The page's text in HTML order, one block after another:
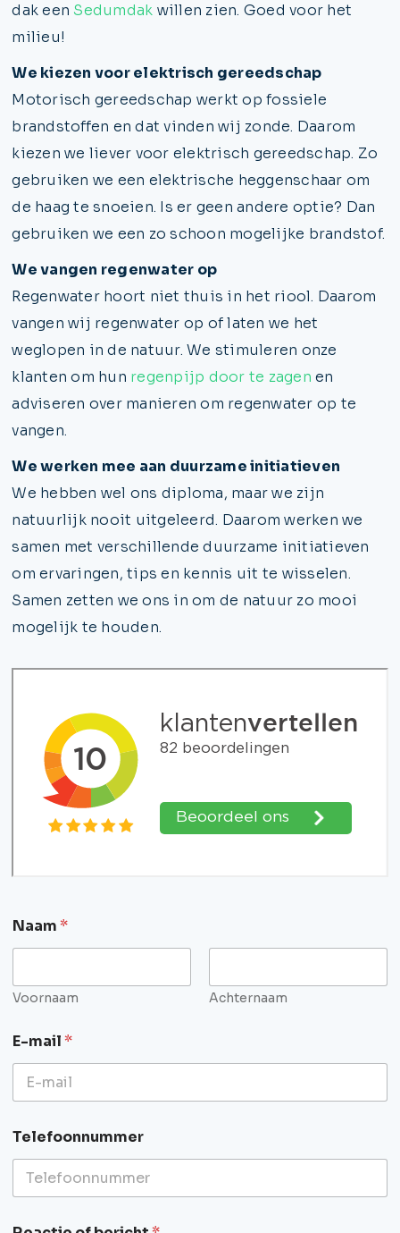
dak een Sedumdak willen zien. Goed voor het
milieu!
We kiezen voor elektrisch gereedschap
Motorisch gereedschap werkt op fossiele
brandstoffen en dat vinden wij zonde. Daarom
kiezen we liever voor elektrisch gereedschap. Zo
gebruiken we een elektrische heggenschaar om
de haag te snoeien. Is er geen andere optie? Dan
gebruiken we een zo schoon mogelijke brandstof.
We vangen regenwater op
Regenwater hoort niet thuis in het riool. Daarom
vangen wij regenwater op of laten we het
weglopen in de natuur. We stimuleren onze
klanten om hun regenpijp door te zagen en
adviseren over manieren om regenwater op te
vangen.
We werken mee aan duurzame initiatieven
We hebben wel ons diploma, maar we zijn
natuurlijk nooit uitgeleerd. Daarom werken we
samen met verschillende duurzame initiatieven
om ervaringen, tips en kennis uit te wisselen.
Samen zetten we ons in om de natuur zo mooi
mogelijk te houden.
Naam*
Voornaam Achternaam
E-mail*
Telefoonnummer